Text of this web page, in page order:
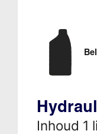
Inhoud 1